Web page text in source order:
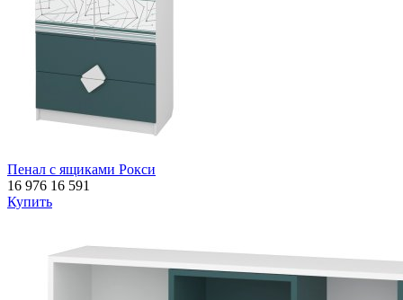
Пенал с ящиками Рокси
16 976 16 591
Купить